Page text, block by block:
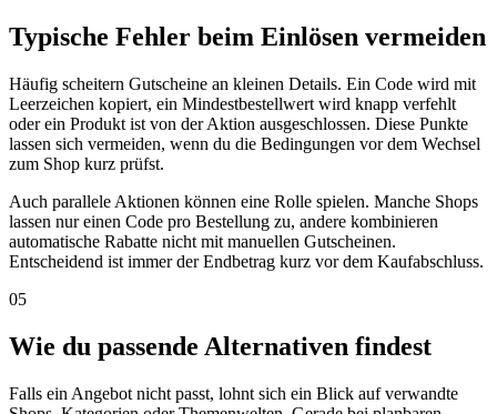
Typische Fehler beim Einlösen vermeiden
Häufig scheitern Gutscheine an kleinen Details. Ein Code wird mit
Leerzeichen kopiert, ein Mindestbestellwert wird knapp verfehlt
oder ein Produkt ist von der Aktion ausgeschlossen. Diese Punkte
lassen sich vermeiden, wenn du die Bedingungen vor dem Wechsel
zum Shop kurz prüfst.
Auch parallele Aktionen können eine Rolle spielen. Manche Shops
lassen nur einen Code pro Bestellung zu, andere kombinieren
automatische Rabatte nicht mit manuellen Gutscheinen.
Entscheidend ist immer der Endbetrag kurz vor dem Kaufabschluss.
05
Wie du passende Alternativen findest
Falls ein Angebot nicht passt, lohnt sich ein Blick auf verwandte